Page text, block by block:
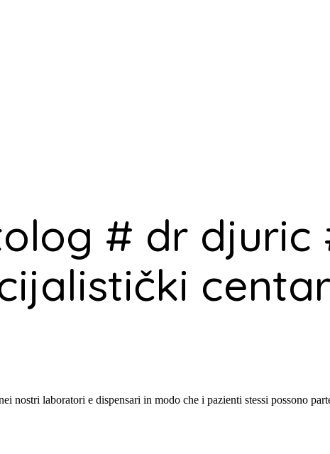
# dr djuric
nostri laboratori e dispensari in modo che i pazienti stessi possono